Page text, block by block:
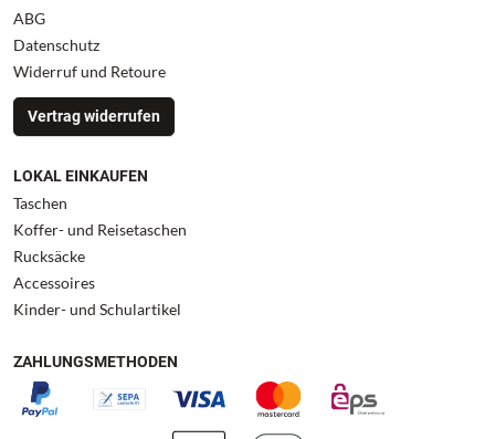
ABG
Datenschutz
Widerruf und Retoure
Vertrag widerrufen
LOKAL EINKAUFEN
Taschen
Koffer- und Reisetaschen
Rucksäcke
Accessoires
Kinder- und Schulartikel
ZAHLUNGSMETHODEN